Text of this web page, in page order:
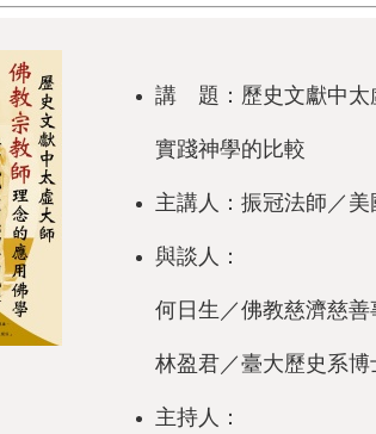
講 題：歷史文獻中太
實踐神學的比較
主講人：振冠法師／
與談人：
何日生／佛教慈濟慈
林盈君／臺大歷史系博
主持人：